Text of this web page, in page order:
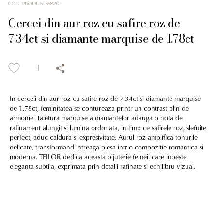
COD PRODUS: 55820
Cercei din aur roz cu safire roz de
7.34ct si diamante marquise de 1.78ct
In cerceii din aur roz cu safire roz de 7.34ct si diamante marquise
de 1.78ct, feminitatea se contureaza printr-un contrast plin de
armonie. Taietura marquise a diamantelor adauga o nota de
rafinament alungit si lumina ordonata, in timp ce safirele roz, slefuite
perfect, aduc caldura si expresivitate. Aurul roz amplifica tonurile
delicate, transformand intreaga piesa intr-o compozitie romantica si
moderna. TEILOR dedica aceasta bijuterie femeii care iubeste
eleganta subtila, exprimata prin detalii rafinate si echilibru vizual.